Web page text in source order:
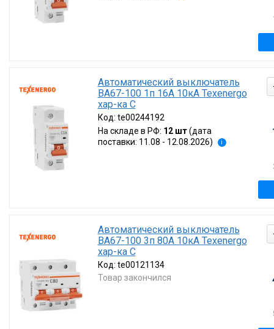
Автоматический выключатель
ВА67-100 1п 16А 10кА Texenergo
хар-ка C
Код: te00244192
На складе в РФ: 12 шт (дата
поставки: 11.08 - 12.08.2026)
i
Автоматический выключатель
ВА67-100 3п 80А 10кА Texenergo
хар-ка С
Код: te00121134
Товар закончился